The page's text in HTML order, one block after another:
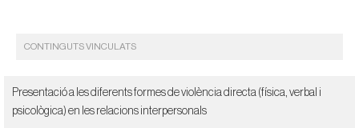
CONTINGUTS VINCULATS
Presentació a les diferents formes de violència directa (física, verbal i
psicològica) en les relacions interpersonals